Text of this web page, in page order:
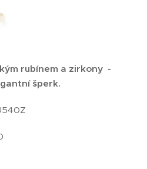
rubínem a zirkony -
šperk.